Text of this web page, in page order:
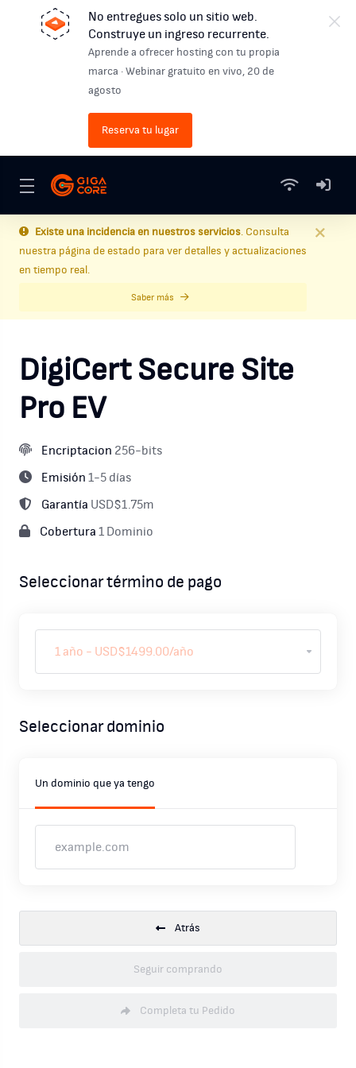
No entregues solo un sitio web.
Construye un ingreso recurrente.
Aprende a ofrecer hosting con tu propia
marca · Webinar gratuito en vivo, 20 de
agosto
Reserva tu lugar
Existe una incidencia en nuestros servicios. Consulta
nuestra página de estado para ver detalles y actualizaciones
en tiempo real.
Saber más
DigiCert Secure Site
Pro EV
Encriptacion 256-bits
Emisión 1-5 días
Garantía USD$1.75m
Cobertura 1 Dominio
Seleccionar término de pago
Seleccionar dominio
Un dominio que ya tengo
Atrás
Seguir comprando
Completa tu Pedido